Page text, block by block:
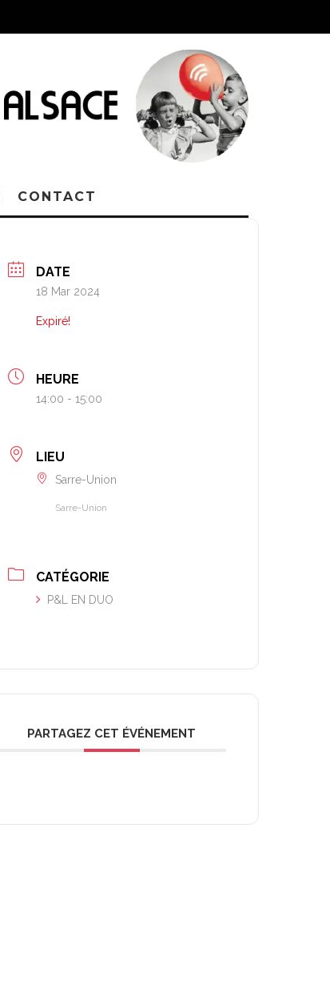
CONTACT
DATE
18 Mar 2024
Expiré!
HEURE
14:00 - 15:00
LIEU
Sarre-Union
Sarre-Union
CATÉGORIE
P&L EN DUO
PARTAGEZ CET ÉVÉNEMENT